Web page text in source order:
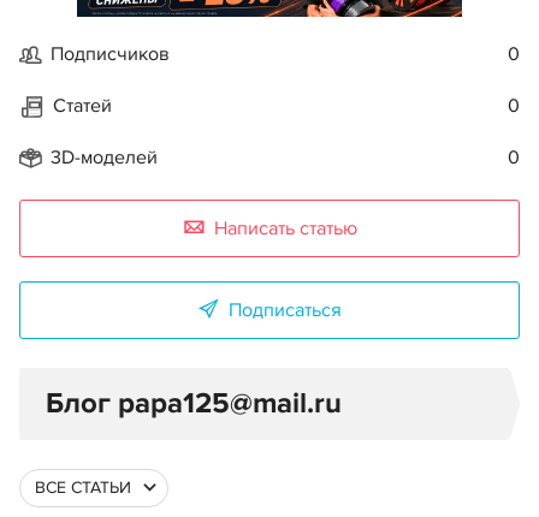
Подписчиков 0
Статей 0
3D-моделей 0
Написать статью
Подписаться
Блог papa125@mail.ru
ВСЕ СТАТЬИ